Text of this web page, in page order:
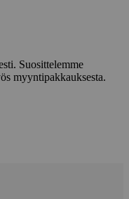
Suosittelemme
myyntipakkauksesta.